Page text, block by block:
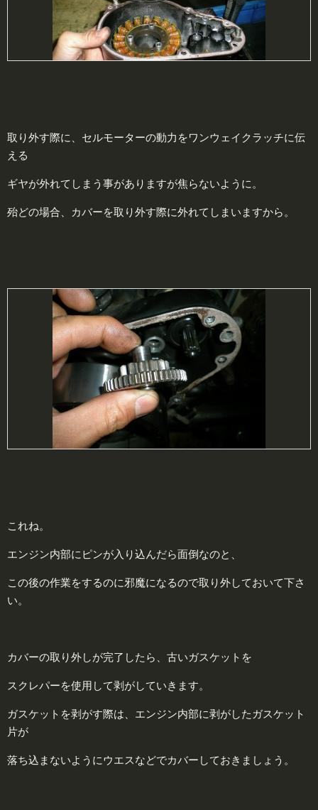
取り外す際に、セルモーターの動力をワンウェイクラッチに伝
える
ギヤが外れてしまう事がありますが焦らないように。
殆どの場合、カバーを取り外す際に外れてしまいますから。
これね。
エンジン内部にピンが入り込んだら面倒なのと、
この後の作業をするのに邪魔になるので取り外しておいて下さ
い。
カバーの取り外しが完了したら、古いガスケットを
スクレパーを使用して剥がしていきます。
ガスケットを剥がす際は、エンジン内部に剥がしたガスケット
片が
落ち込まないようにウエスなどでカバーしておきましょう。